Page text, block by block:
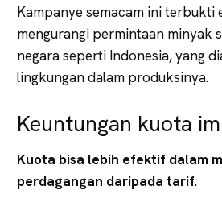
Kampanye semacam ini terbukti
mengurangi permintaan minyak
negara seperti Indonesia, yang
lingkungan dalam produksinya.
Keuntungan kuota
Kuota bisa lebih efektif dalam
perdagangan daripada tarif.